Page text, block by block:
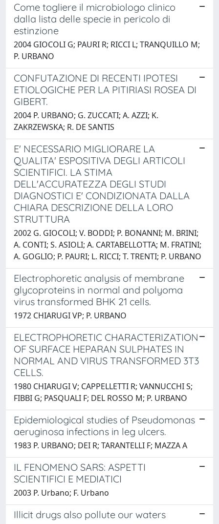
Come togliere il microbiologo clinico
dalla lista delle specie in pericolo di
estinzione
2004 GIOCOLI G; PAURI R; RICCI L; TRANQUILLO M;
P. URBANO
CONFUTAZIONE DI RECENTI IPOTESI
ETIOLOGICHE PER LA PITIRIASI ROSEA DI
GIBERT.
2004 P. URBANO; G. ZUCCATI; A. AZZI; K.
ZAKRZEWSKA; R. DE SANTIS
E' NECESSARIO MIGLIORARE LA
QUALITA' ESPOSITIVA DEGLI ARTICOLI
SCIENTIFICI. LA STIMA
DELL'ACCURATEZZA DEGLI STUDI
DIAGNOSTICI E' CONDIZIONATA DALLA
CHIARA DESCRIZIONE DELLA LORO
STRUTTURA
2002 G. GIOCOLI; V. BODDI; P. BONANNI; M. BRINI;
A. CONTI; S. ASIOLI; A. CARTABELLOTTA; M. FRATINI;
A. GOGLIO; P. PAURI; L. RICCI; T. TRENTI; P. URBANO
Electrophoretic analysis of membrane
glycoproteins in normal and polyoma
virus transformed BHK 21 cells.
1972 CHIARUGI VP; P. URBANO
ELECTROPHORETIC CHARACTERIZATION
OF SURFACE HEPARAN SULPHATES IN
NORMAL AND VIRUS TRANSFORMED 3T3
CELLS.
1980 CHIARUGI V; CAPPELLETTI R; VANNUCCHI S;
FIBBI G; PASQUALI F; DEL ROSSO M; P. URBANO
Epidemiological studies of Pseudomonas
aeruginosa infections in leg ulcers.
1983 P. URBANO; DEI R; TARANTELLI F; MAZZA A
IL FENOMENO SARS: ASPETTI
SCIENTIFICI E MEDIATICI
2003 P. Urbano; F. Urbano
Illicit drugs also pollute our waters